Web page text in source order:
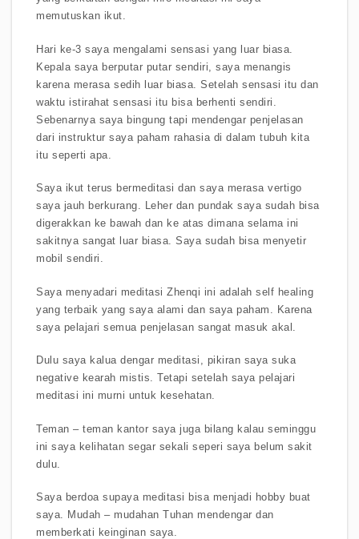
memutuskan ikut.
Hari ke-3 saya mengalami sensasi yang luar biasa.
Kepala saya berputar putar sendiri, saya menangis
karena merasa sedih luar biasa. Setelah sensasi itu dan
waktu istirahat sensasi itu bisa berhenti sendiri.
Sebenarnya saya bingung tapi mendengar penjelasan
dari instruktur saya paham rahasia di dalam tubuh kita
itu seperti apa.
Saya ikut terus bermeditasi dan saya merasa vertigo
saya jauh berkurang. Leher dan pundak saya sudah bisa
digerakkan ke bawah dan ke atas dimana selama ini
sakitnya sangat luar biasa. Saya sudah bisa menyetir
mobil sendiri.
Saya menyadari meditasi Zhenqi ini adalah self healing
yang terbaik yang saya alami dan saya paham. Karena
saya pelajari semua penjelasan sangat masuk akal.
Dulu saya kalua dengar meditasi, pikiran saya suka
negative kearah mistis. Tetapi setelah saya pelajari
meditasi ini murni untuk kesehatan.
Teman – teman kantor saya juga bilang kalau seminggu
ini saya kelihatan segar sekali seperi saya belum sakit
dulu.
Saya berdoa supaya meditasi bisa menjadi hobby buat
saya. Mudah – mudahan Tuhan mendengar dan
memberkati keinginan saya.